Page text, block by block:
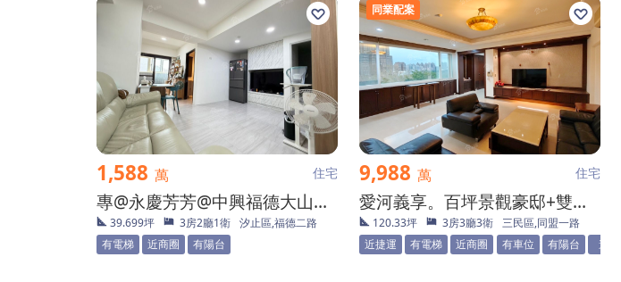
1,588 萬 住宅
專@永慶芳芳@中興福德大山圓美妝靚美大三房
39.699坪 3房2廳1衛 汐止區,福德二路
有電梯
近商圈 有陽台
同業配案
9,988 萬 住宅
愛河義享。百坪景觀豪邸+雙車位 [測試.非實案]
120.33坪 3房3廳3衛 三民區,同盟一路
近捷運
有電梯 近商圈 有車位 有陽台 邊間